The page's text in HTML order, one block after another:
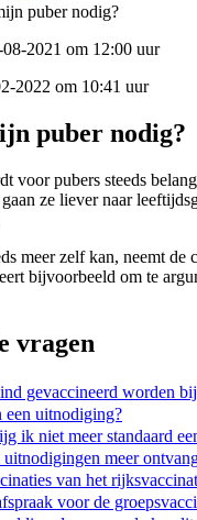
puber nodig?
08-2021 om 12:00 uur
2022 om 10:41 uur
puber nodig?
voor pubers steeds
ze liever naar
meer zelf kan, neemt
bijvoorbeeld om te
vragen
gevaccineerd worden
een uitnodiging?
ik niet meer standaard
meer
van het
voor de